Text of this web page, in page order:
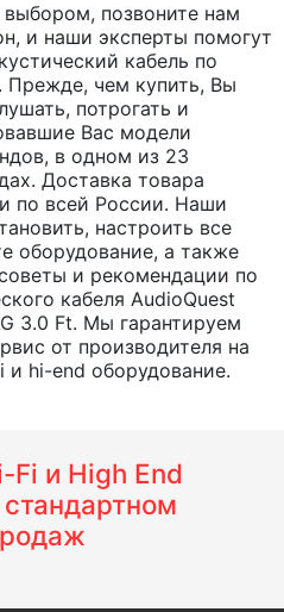
позвоните нам
и наши эксперты помогут
кабель по
Прежде, чем купить, Вы
потрогать и
Вас модели
в одном из 23
Доставка товара
по всей России. Наши
настроить все
оборудование, а также
и рекомендации по
кабеля AudioQuest
3.0 Ft. Мы гарантируем
от производителя на
hi-end оборудование.
Fi и High End